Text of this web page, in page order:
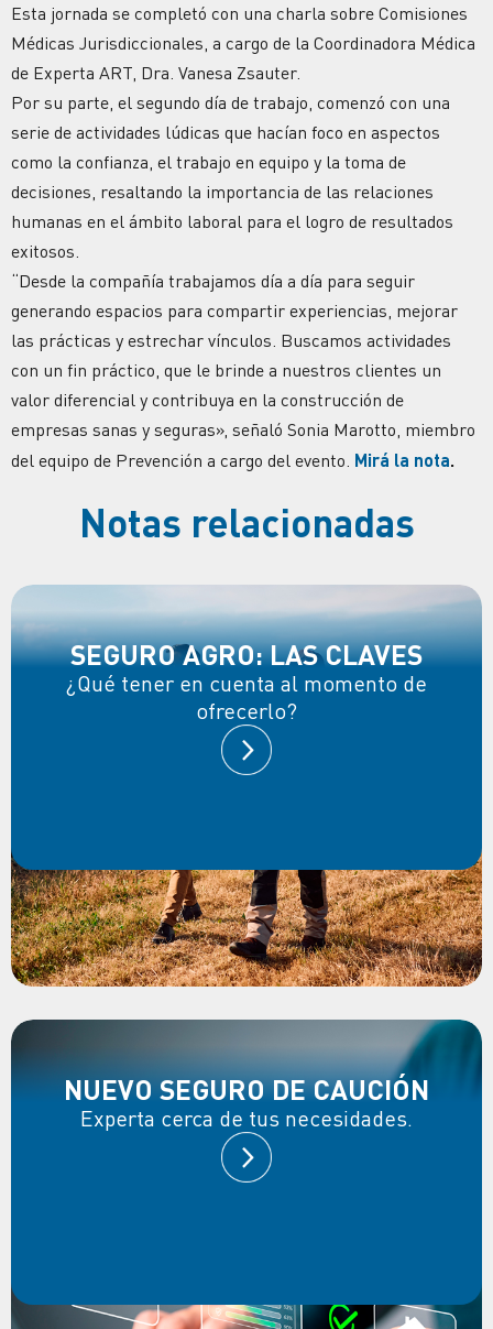
Esta jornada se completó con una charla sobre Comisiones
Médicas Jurisdiccionales, a cargo de la Coordinadora Médica
de Experta ART, Dra. Vanesa Zsauter.
Por su parte, el segundo día de trabajo, comenzó con una
serie de actividades lúdicas que hacían foco en aspectos
como la confianza, el trabajo en equipo y la toma de
decisiones, resaltando la importancia de las relaciones
humanas en el ámbito laboral para el logro de resultados
exitosos.
“Desde la compañía trabajamos día a día para seguir
generando espacios para compartir experiencias, mejorar
las prácticas y estrechar vínculos. Buscamos actividades
con un fin práctico, que le brinde a nuestros clientes un
valor diferencial y contribuya en la construcción de
empresas sanas y seguras», señaló Sonia Marotto, miembro
del equipo de Prevención a cargo del evento. Mirá la nota.
Notas relacionadas
SEGURO AGRO: LAS CLAVES
¿Qué tener en cuenta al momento de
ofrecerlo?
NUEVO SEGURO DE CAUCIÓN
Experta cerca de tus necesidades.